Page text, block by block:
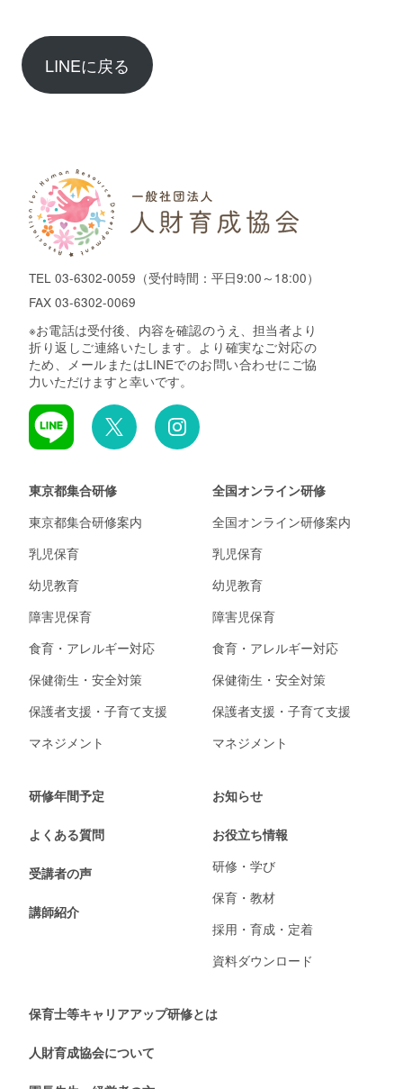
LINEに戻る
TEL 03-6302-0059 （受付時間：平日9:00～18:00）
FAX 03-6302-0069
※お電話は受付後、内容を確認のうえ、担当者より
折り返しご連絡いたします。より確実なご対応の
ため、メールまたはLINEでのお問い合わせにご協
力いただけますと幸いです。
東京都集合研修
東京都集合研修案内
乳児保育
幼児教育
障害児保育
食育・アレルギー対応
保健衛生・安全対策
保護者支援・子育て支援
マネジメント
全国オンライン研修
全国オンライン研修案内
乳児保育
幼児教育
障害児保育
食育・アレルギー対応
保健衛生・安全対策
保護者支援・子育て支援
マネジメント
研修年間予定
よくある質問
受講者の声
講師紹介
お知らせ
お役立ち情報
研修・学び
保育・教材
採用・育成・定着
資料ダウンロード
保育士等キャリアアップ研修とは
人財育成協会について